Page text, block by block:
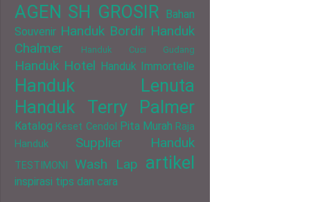
AGEN SH GROSIR Bahan
Souvenir Handuk Bordir Handuk
Chalmer
Handuk Cuci Gudang
Handuk Hotel Handuk Immortelle
Handuk Lenuta
Handuk Terry Palmer
Katalog Keset Cendol Pita Murah Raja
Handuk
Supplier Handuk
TESTIMONI Wash Lap artikel
inspirasi tips dan cara